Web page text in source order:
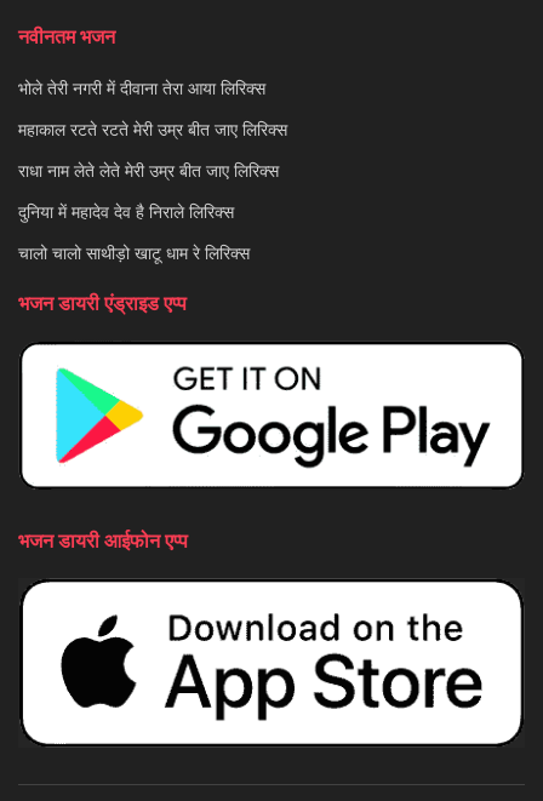
नवीनतम भजन
भोले तेरी नगरी में दीवाना तेरा आया लिरिक्स
महाकाल रटते रटते मेरी उम्र बीत जाए लिरिक्स
राधा नाम लेते लेते मेरी उम्र बीत जाए लिरिक्स
दुनिया में महादेव देव है निराले लिरिक्स
चालो चालो साथीड़ो खाटू धाम रे लिरिक्स
भजन डायरी एंड्राइड एप्प
भजन डायरी आईफोन एप्प